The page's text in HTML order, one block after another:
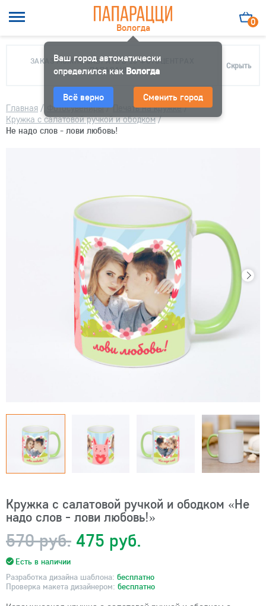
Вологда
Ваш город автоматически
определился как Вологда
Всё верно Сменить город
0
ЗАКАЗ МОЖНО ЗАБРАТЬ В 10 ФОТОЦЕНТРАХ
ПАПАРАЦЦИ
Скрыть
Главная / Фотосувениры/ Печать на кружке/
Кружка с салатовой ручкой и ободком/
Не надо слов - лови любовь!
Кружка с салатовой ручкой и ободком «Не
надо слов - лови любовь!»
570 руб. 475 руб.
Есть в наличии
Разработка дизайна шаблона: бесплатно
Проверка макета дизайнером: бесплатно